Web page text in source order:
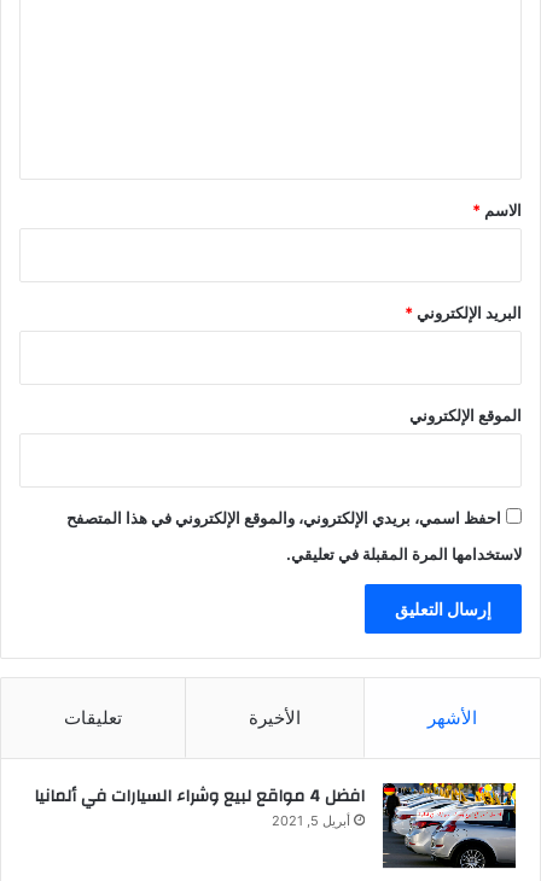
*
الاسم *
البريد الإلكتروني*
الموقع الإلكتروني
احفظ اسمي، بريدي الإلكتروني، والموقع الإلكتروني في هذا المتصفح
لاستخدامها المرة المقبلة في تعليقي.
الأشهر الأخيرة تعليقات
افضل 4 مواقع لبيع وشراء السيارات في ألمانيا
أبريل 5, 2021